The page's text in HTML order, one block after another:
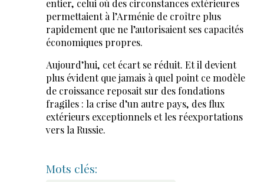
entier, celui où des circonstances extérieures
permettaient à l’Arménie de croître plus
rapidement que ne l’autorisaient ses capacités
économiques propres.
Aujourd’hui, cet écart se réduit. Et il devient
plus évident que jamais à quel point ce modèle
de croissance reposait sur des fondations
fragiles : la crise d’un autre pays, des flux
extérieurs exceptionnels et les réexportations
vers la Russie.
Mots clés: